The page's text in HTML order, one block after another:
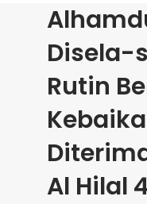
Disela-
Rutin
Al Hilal